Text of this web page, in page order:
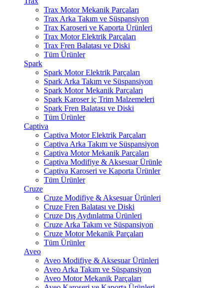
Trax Motor Mekanik Parçaları
Trax Arka Takım ve Süspansiyon
Trax Karoseri ve Kaporta Ürünleri
Trax Motor Elektrik Parçaları
Trax Fren Balatası ve Diski
Tüm Ürünler
Spark
Spark Motor Elektrik Parçaları
Spark Arka Takım ve Süspansiyon
Spark Motor Mekanik Parçaları
Spark Karoser iç Trim Malzemeleri
Spark Fren Balatası ve Diski
Tüm Ürünler
Captiva
Captiva Motor Elektrik Parçaları
Captiva Arka Takım ve Süspansiyon
Captiva Motor Mekanik Parçaları
Captiva Modifiye & Aksesuar Ürünle
Captiva Karoseri ve Kaporta Ürünler
Tüm Ürünler
Cruze
Cruze Modifiye & Aksesuar Ürünleri
Cruze Fren Balatası ve Diski
Cruze Dış Aydınlatma Ürünleri
Cruze Arka Takım ve Süspansiyon
Cruze Motor Mekanik Parçaları
Tüm Ürünler
Aveo
Aveo Modifiye & Aksesuar Ürünleri
Aveo Arka Takım ve Süspansiyon
Aveo Motor Mekanik Parçaları